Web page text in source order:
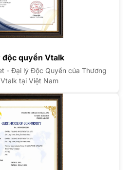
độc quyền Vtalk
- Đại lý Độc Quyền của Thương
tại Việt Nam